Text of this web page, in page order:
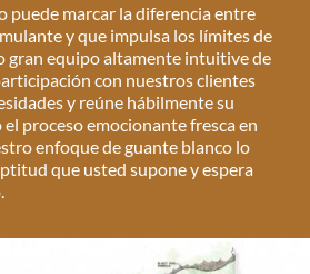
puede marcar la diferencia entre
y que impulsa los límites de
gran equipo altamente intuitive de
con nuestros clientes
y reúne hábilmente su
proceso emocionante fresca en
enfoque de guante blanco lo
que usted supone y espera